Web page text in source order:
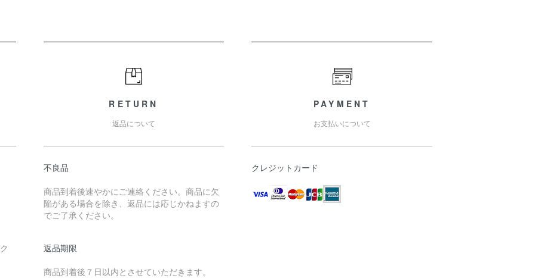
RETURN
返品について
不良品
商品到着後速やかにご連絡ください。商品に欠
陥がある場合を除き、返品には応じかねますの
でご了承ください。
返品期限
商品到着後７日以内とさせていただきます。
PAYMENT
お支払いについて
クレジットカード